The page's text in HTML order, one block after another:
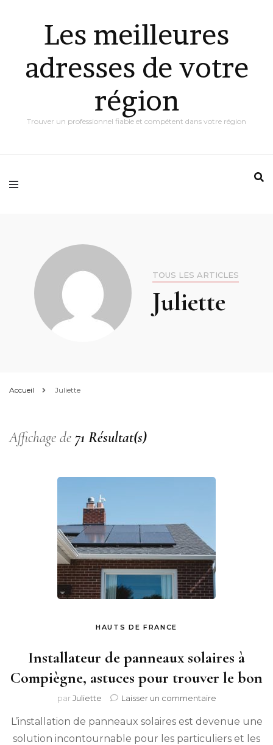
Les meilleures
adresses de votre
région
Trouver un professionnel fiable et compétent dans votre région
TOUS LES ARTICLES
Juliette
Accueil Juliette
Affichage de 71 Résultat(s)
HAUTS DE FRANCE
Installateur de panneaux solaires à
Compiègne, astuces pour trouver le bon
parJuliette Laisser un commentairesur
de
panneaux
L’installation de panneaux solaires est devenue une
solution incontournable pour les particuliers et les